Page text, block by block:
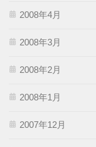
2008年4月
2008年3月
2008年2月
2008年1月
2007年12月